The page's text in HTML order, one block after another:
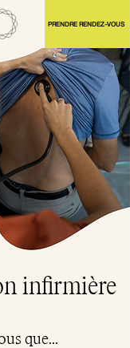
PRENDRE RENDEZ-VOUS
infirmière
que...